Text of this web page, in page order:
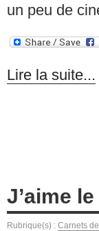
un peu de
Lire la suite...
J’aime
Rubrique(s) : Carnets